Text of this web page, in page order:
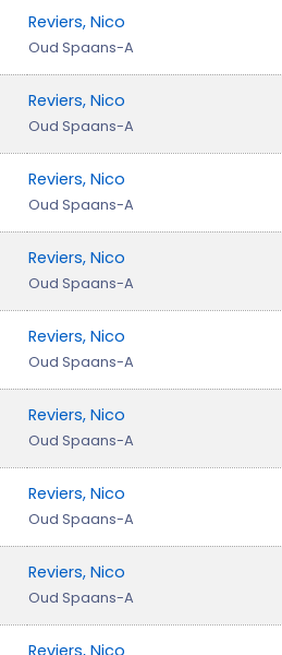
Reviers, Nico
Oud Spaans-A
Reviers, Nico
Oud Spaans-A
Reviers, Nico
Oud Spaans-A
Reviers, Nico
Oud Spaans-A
Reviers, Nico
Oud Spaans-A
Reviers, Nico
Oud Spaans-A
Reviers, Nico
Oud Spaans-A
Reviers, Nico
Oud Spaans-A
Reviers, Nico